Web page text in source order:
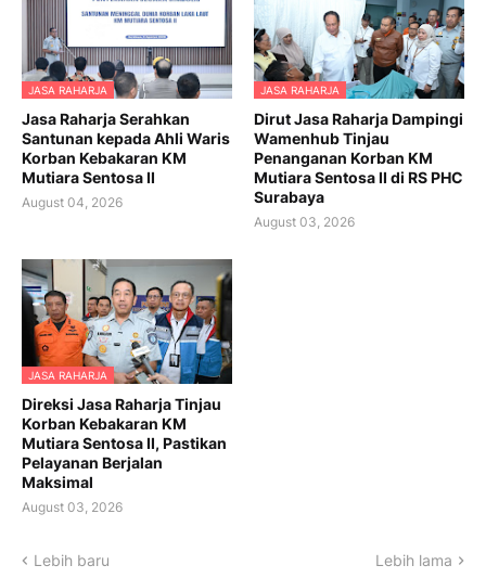
JASA RAHARJA
Jasa Raharja Serahkan
Santunan kepada Ahli Waris
Korban Kebakaran KM
Mutiara Sentosa II
August 04, 2026
JASA RAHARJA
Dirut Jasa Raharja Dampingi
Wamenhub Tinjau
Penanganan Korban KM
Mutiara Sentosa II di RS PHC
Surabaya
August 03, 2026
JASA RAHARJA
Direksi Jasa Raharja Tinjau
Korban Kebakaran KM
Mutiara Sentosa II, Pastikan
Pelayanan Berjalan
Maksimal
August 03, 2026
Lebih baru Lebih lama